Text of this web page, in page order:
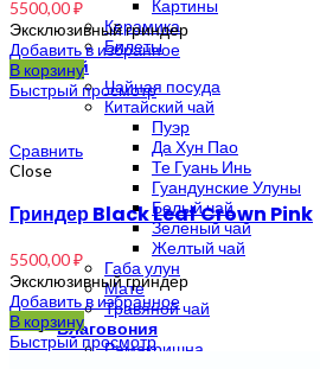
Картины
Керамика
Билеты
Чай
Чайная посуда
Китайский чай
Пуэр
Да Хун Пао
Те Гуань Инь
Гуандунские Улуны
Белый чай
Зеленый чай
Желтый чай
Габа улун
Мате
Травяной чай
Благовония
Рамакришна
5500,00₽
Эксклюзивный гриндер
Добавить в избранное
В корзину
Быстрый просмотр
Сравнить
Close
Гриндер Black Leaf Crown Pink
5500,00₽
Эксклюзивный гриндер
Добавить в избранное
В корзину
Быстрый просмотр